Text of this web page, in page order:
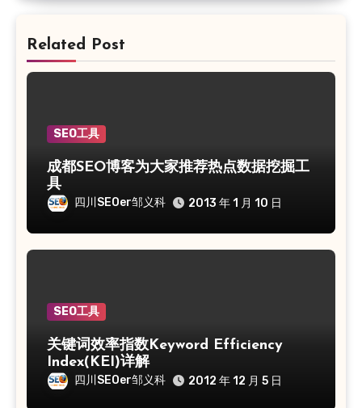
Related Post
SEO工具
成都SEO博客为大家推荐热点数据挖掘工
具
四川SEOer邹义科 2013 年 1 月 10 日
SEO工具
关键词效率指数Keyword Efficiency
Index(KEI)详解
四川SEOer邹义科 2012 年 12 月 5 日